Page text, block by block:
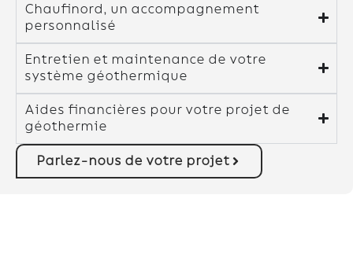
Chaufinord, un accompagnement
personnalisé
Entretien et maintenance de votre
système géothermique
Aides financières pour votre projet de
géothermie
Parlez-nous de votre projet